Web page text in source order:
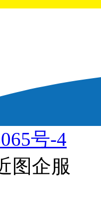
号-4
图企服